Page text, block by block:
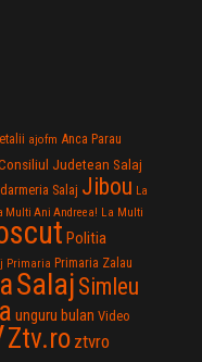
ajofm Anca Parau
Judetean Salaj
Salaj Jibou La
Multi Ani Andreea! La Multi
Politia
Primaria Primaria Zalau
Salaj Simleu
unguru bulan Video
Ztv.ro ztvro